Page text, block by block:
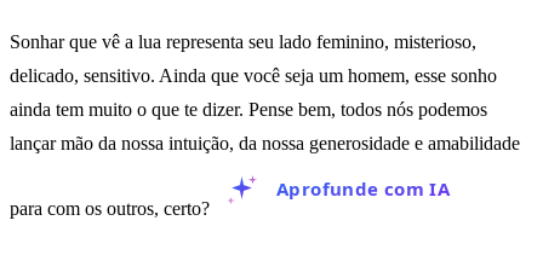
Sonhar que vê a lua representa seu lado feminino, misterioso,
delicado, sensitivo. Ainda que você seja um homem, esse sonho
ainda tem muito o que te dizer. Pense bem, todos nós podemos
lançar mão da nossa intuição, da nossa generosidade e amabilidade
para com os outros, certo?
Aprofunde com IA